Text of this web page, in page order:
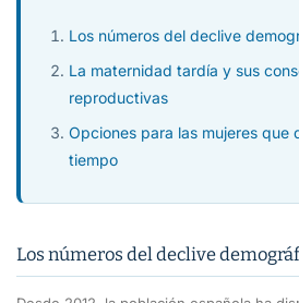
Los números del declive
La maternidad tardía y sus
reproductivas
Opciones para las mujeres que
tiempo
Los números del declive